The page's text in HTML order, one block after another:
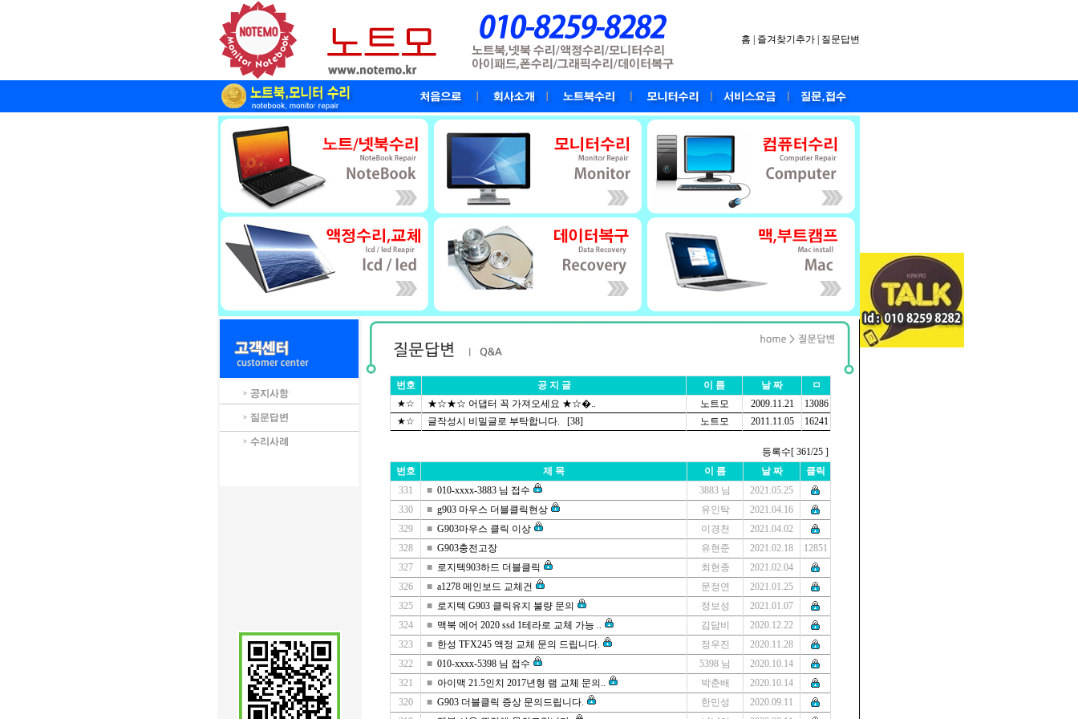
홈 즐겨찾기추가 질문답변
번호 공 지 글 이 름 날 짜
ㅁ
★☆
★☆★☆ 어댑터 꼭 가져오세요 ★☆�.. 노트모 2009.11.21
13086
★☆
글작성시 비밀글로 부탁합니다. [38] 노트모 2011.11.05 16241
등록수[ 361/25 ]
번호
제 목 이 름 날 짜
클릭
331
■ 010-xxxx-3883 님 접수 3883 님
2021.05.25
330
■ g903 마우스 더블클릭현상 유인탁
2021.04.16
329
■ G903마우스 클릭 이상 이경천
2021.04.02
328
■ G903충전고장 유현준 2021.02.18
12851
327
■ 로지텍903하드 더블클릭 최현종
2021.02.04
326
■ a1278 메인보드 교체건 문정연
2021.01.25
325
■ 로지텍 G903 클릭유지 불량 문의 정보성
2021.01.07
324
■ 맥북 에어 2020 ssd 1테라로 교체 가능 .. 김담비
2020.12.22
323
■ 한성 TFX245 액정 교체 문의 드립니다. 정우진
2020.11.28
322
■ 010-xxxx-5398 님 접수 5398 님
2020.10.14
321
■ 아이맥 21.5인치 2017년형 램 교체 문의.. 박춘배
2020.10.14
320
■ G903 더블클릭 증상 문의드립니다. 한민성
2020.09.11